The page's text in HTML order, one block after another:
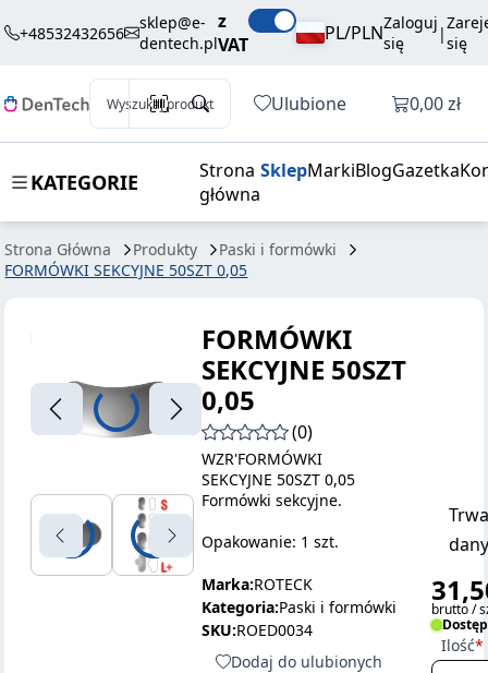
+48532432656
sklep@e-
dentech.pl
z
VAT
PL/PLNZaloguj
się
|się
Wyszukaj produkt Ulubione Otwórz
0,00 zł
KATEGORIE
Strona
główna
SklepMarkiBlogGazetka
Strona Główna Produkty
Paski i formówki
FORMÓWKI SEKCYJNE 50SZT 0,05
SEKCYJNE
50SZT 0,05
brutto / szt.
FORMÓWKI
SEKCYJNE 50SZT
0,05
(0)
WZR'FORMÓWKI
SEKCYJNE 50SZT 0,05
Formówki sekcyjne.
Opakowanie: 1 szt.
Marka:ROTECK
Kategoria:Paski i formówki
SKU:ROED0034
Dodaj do ulubionych
brutto /
Ilość